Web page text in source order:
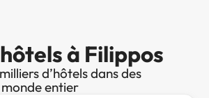
à Filippos
d’hôtels dans des
entier